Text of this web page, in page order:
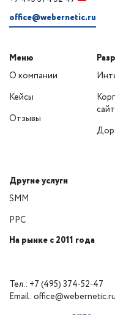
office@webernetic.ru
Меню
О компании
Кейсы
Отзывы
Другие услуги
SMM
PPC
На рынке с 2011 года
Тел.: +7 (495) 374-52-47
Email: office@webernetic.ru